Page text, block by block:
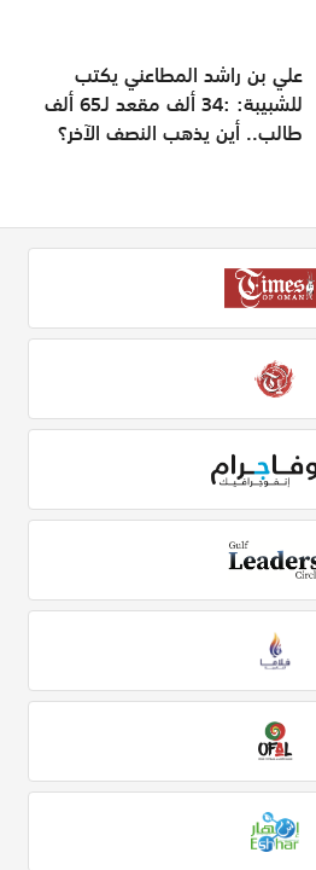
علي بن راشد المطاعني يكتب
للشبيبة: :34 ألف مقعد لـ65 ألف
طالب.. أين يذهب النصف الآخر؟